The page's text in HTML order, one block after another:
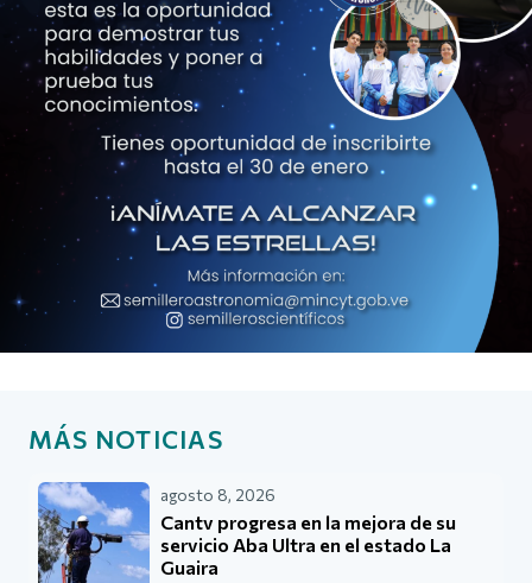
MÁS NOTICIAS
agosto 8, 2026
Cantv progresa en la mejora de su
servicio Aba Ultra en el estado La
Guaira